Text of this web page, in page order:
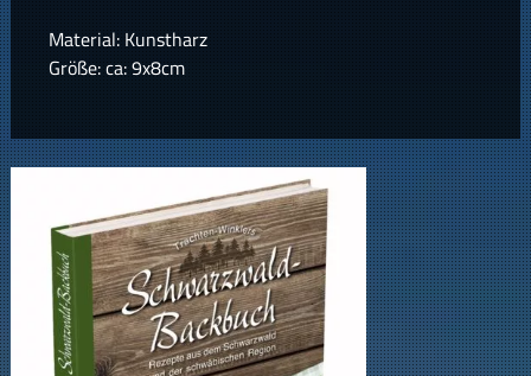
Material: Kunstharz
Größe: ca: 9x8cm